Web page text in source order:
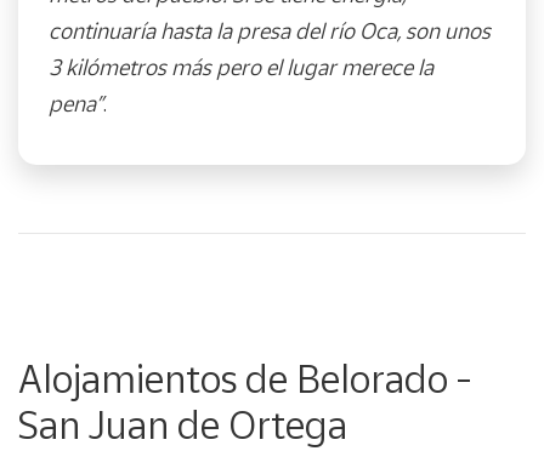
continuaría hasta la presa del río Oca, son unos
3 kilómetros más pero el lugar merece la
pena”.
Alojamientos de Belorado -
San Juan de Ortega